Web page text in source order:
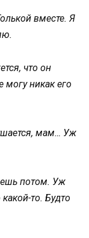
вместе. Я
что он
могу никак его
мам… Уж
потом. Уж
то. Будто